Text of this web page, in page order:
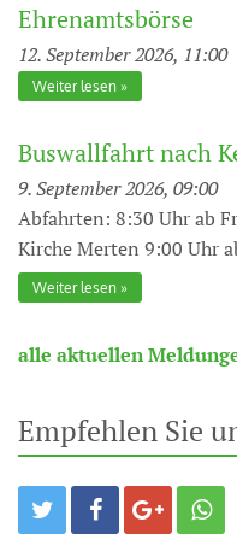
Ehrenamtsbörse
12. September 2026, 11:00
Weiter lesen
Buswallfahrt nach
9. September 2026, 09:00
Abfahrten: 8:30 Uhr ab
Kirche Merten 9:00 Uhr
Weiter lesen
alle aktuellen
Empfehlen Sie